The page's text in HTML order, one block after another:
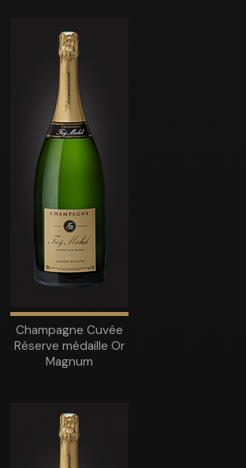
Champagne Cuvée
Réserve médaille Or
Magnum